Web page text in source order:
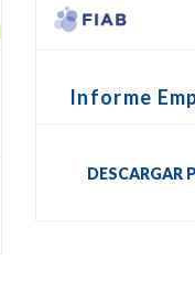
Informe
DESCARGAR